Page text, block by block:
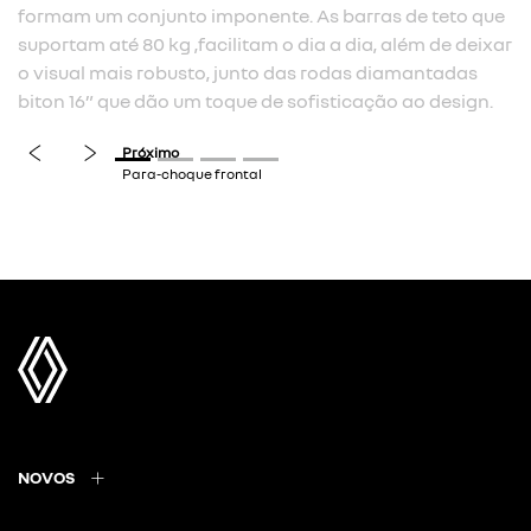
um conjunto imponente. As barras de teto que
até 80 kg ,facilitam o dia a dia, além de deixar
visual mais robusto, junto das rodas diamantadas
16” que dão um toque de sofisticação ao design.​
previousnext
NOVOS